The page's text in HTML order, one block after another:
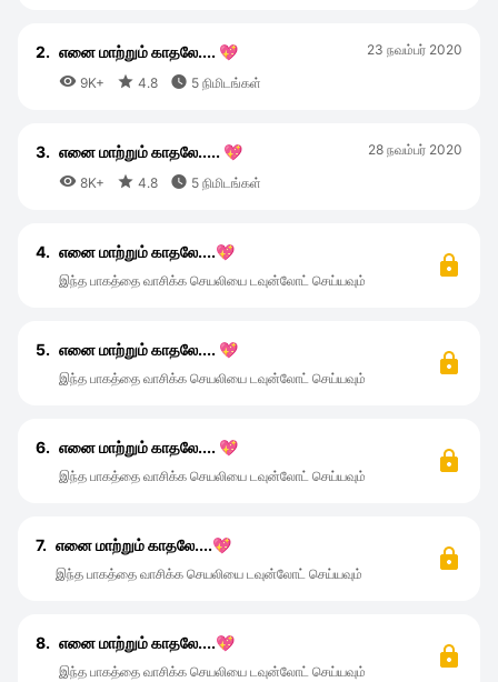
2. எனை மாற்றும் காதலே.... 💖
 9K+  4.8  5 நிமிடங்கள்
23 நவம்பர் 2020
3. எனை மாற்றும் காதலே..... 💖
 8K+  4.8  5 நிமிடங்கள்
28 நவம்பர் 2020
4. எனை மாற்றும் காதலே....💖
இந்த பாகத்தை வாசிக்க செயலியை டவுன்லோட் செய்யவும்
5. எனை மாற்றும் காதலே.... 💖
இந்த பாகத்தை வாசிக்க செயலியை டவுன்லோட் செய்யவும்
6. எனை மாற்றும் காதலே.... 💖
இந்த பாகத்தை வாசிக்க செயலியை டவுன்லோட் செய்யவும்
7. எனை மாற்றும் காதலே....💖
இந்த பாகத்தை வாசிக்க செயலியை டவுன்லோட் செய்யவும்
8. எனை மாற்றும் காதலே....💖
இந்த பாகத்தை வாசிக்க செயலியை டவுன்லோட் செய்யவும்